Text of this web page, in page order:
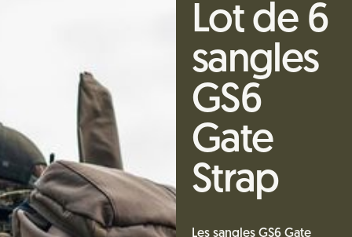
Lot de 6
sangles
GS6
Gate
Strap
Les sangles GS6 Gate